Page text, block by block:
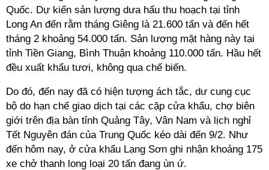
Quốc. Dự kiến sản lượng dưa hấu thu hoạch tại tỉnh
Long An đến rằm tháng Giêng là 21.600 tấn và đến hết
tháng 2 khoảng 54.000 tấn. Sản lượng mặt hàng này tại
tỉnh Tiền Giang, Bình Thuận khoảng 110.000 tấn. Hầu hết
đều xuất khẩu tươi, không qua chế biến.
Do đó, đến nay đã có hiện tượng ách tắc, dư cung cục
bộ do hạn chế giao dịch tại các cặp cửa khẩu, chợ biên
giới trên địa bàn tỉnh Quảng Tây, Vân Nam và lịch nghỉ
Tết Nguyên đán của Trung Quốc kéo dài đến 9/2. Như
đến hôm nay, ở cửa khẩu Lạng Sơn ghi nhận khoảng 175
xe chở thanh long loại 20 tấn đang ùn ứ.